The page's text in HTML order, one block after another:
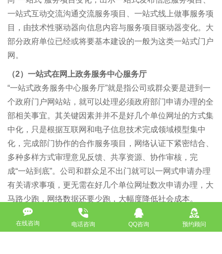
一站式互动交流沟通交流服务项目、一站式线上做事服务项
目，由技术性驱动器向信息内容与服务项目驱动器变化。大
部分政府单位已经或将要基本建设的一般为这类一站式门户
网。
（2）一站式在网上政务服务中心服务厅
“一站式政务服务中心服务厅”就是指公司或群众要是进到一
个政府门户网站站，就可以处理必须政府部门申请办理的全
部相关事宜。其关键因素并并不是好几个单位网址的方式集
中化，只是根据互联网和电子信息技术完成领域模型集中
化，完成部门协作的合作服务项目，网络认证下紧密结合、
多种多样方式审理意见反馈、共享资源、协作审核，完
成“一站到底”。公司和群众足不出门就可以一网式申请办理
有关请求事项，更无需在好几个单位网址数次申请办理，大
马路少跑，网络数据还要少跑，大幅度降低社会成本。
（3）一站式政府部门信息公示
《中华人民共和国政府信息公开条例》从基本准则、公布的
在线咨询 电话咨询 QQ咨询 预约顾问